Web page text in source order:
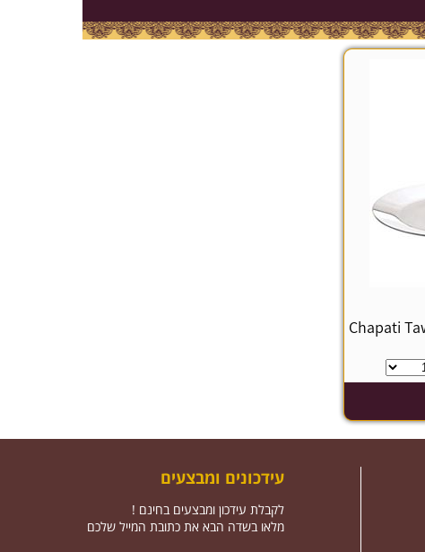
עידכונים ומבצעים
לקבלת עידכון ומבצעים בחינם !
מלאו בשדה הבא את כתובת המייל שלכם